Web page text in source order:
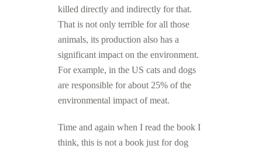
killed directly and indirectly for that.
That is not only terrible for all those
animals, its production also has a
significant impact on the environment.
For example, in the US cats and dogs
are responsible for about 25% of the
environmental impact of meat.
Time and again when I read the book I
think, this is not a book just for dog